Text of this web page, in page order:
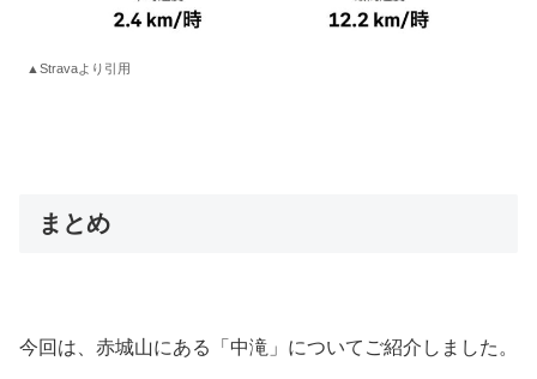
▲Stravaより引用
まとめ
今回は、赤城山にある「中滝」についてご紹介しました。